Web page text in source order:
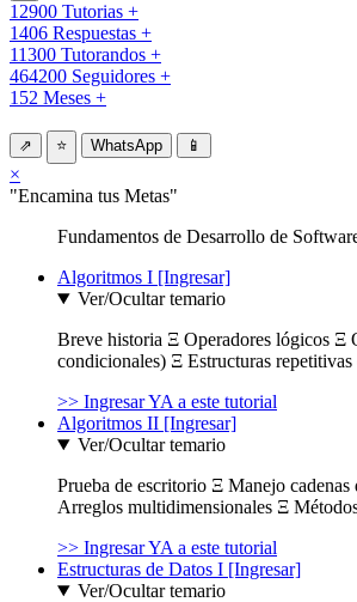
12900 Tutorias +
1406 Respuestas +
11300 Tutorandos +
464200 Seguidores +
152 Meses +
⇗ ⭐ WhatsApp 📱
×
"Encamina tus Metas"
Fundamentos de Desarrollo de
Algoritmos I [Ingresar]
Ver/Ocultar temario
Breve historia Ξ Operadores lógicos Ξ
condicionales) Ξ Estructuras
>> Ingresar YA a este tutorial
Algoritmos II [Ingresar]
Ver/Ocultar temario
Prueba de escritorio Ξ Manejo
Arreglos multidimensionales Ξ
>> Ingresar YA a este tutorial
Estructuras de Datos I [Ingresar]
Ver/Ocultar temario